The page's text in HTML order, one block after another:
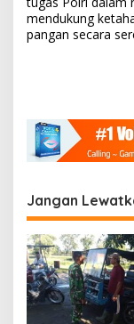
v
i
s
i
o
s
mendukung
pangan secara
Jangan